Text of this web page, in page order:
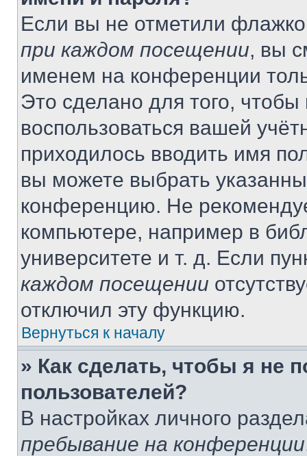
Если вы не отметили
при каждом посещении, вы
именем на конференции
Это сделано для того, чтобы
воспользоваться вашей
приходилось вводить имя
вы можете выбрать
конференцию. Не
компьютере, например в
университете и т. д. Если
каждом посещении
отключил эту функцию.
Вернуться к началу
» Как сделать, чтобы я не
пользователей?
В настройках личного
пребывание на конференции